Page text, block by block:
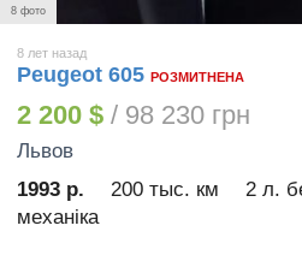
8 фото
8 лет назад
Peugeot 605 РОЗМИТНЕНА
2 200 $ / 98 230 грн
Львов
1993 р.
200 тыс. км 2 л.
механіка